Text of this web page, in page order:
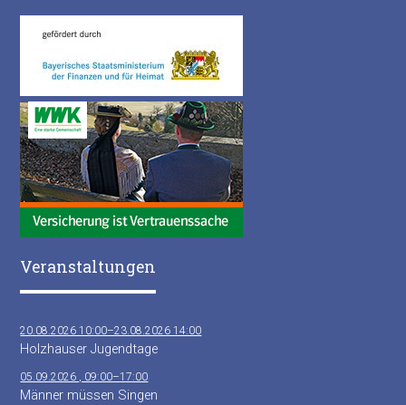
Veranstaltungen
20.08.2026 10:00–23.08.2026 14:00
Holzhauser Jugendtage
05.09.2026 , 09:00–17:00
Männer müssen Singen